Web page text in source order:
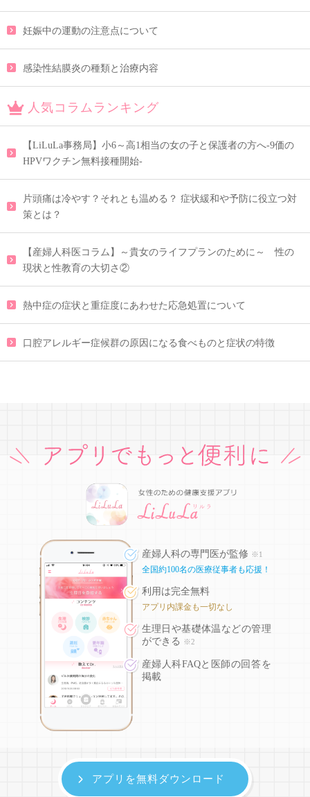
妊娠中の運動の注意点について
感染性結膜炎の種類と治療内容
人気コラムランキング
【LiLuLa事務局】小6～高1相当の女の子と保護者の方へ-9価の
HPVワクチン無料接種開始-
片頭痛は冷やす？それとも温める？ 症状緩和や予防に役立つ対
策とは？
【産婦人科医コラム】～貴女のライフプランのために～ 性の
現状と性教育の大切さ②
熱中症の症状と重症度にあわせた応急処置について
口腔アレルギー症候群の原因になる食べものと症状の特徴
産婦人科の専門医が監修 ※1
全国約100名の医療従事者も応援！
利用は完全無料
アプリ内課金も一切なし
生理日や基礎体温などの管理
ができる
※2
産婦人科FAQと医師の回答を
掲載
アプリを無料ダウンロード